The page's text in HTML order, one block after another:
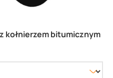
kołnierzem bitumicznym